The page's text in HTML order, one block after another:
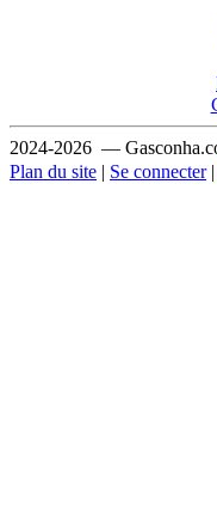
2024-2026 —
Plan du site | Se connecter|